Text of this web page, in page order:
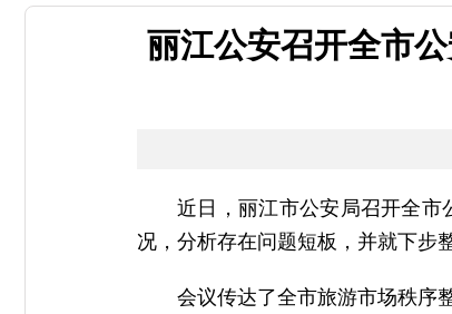
丽江公安召开全市
近日，丽江市公安局召开全市
况，分析存在问题短板，并就下步
会议传达了全市旅游市场秩序